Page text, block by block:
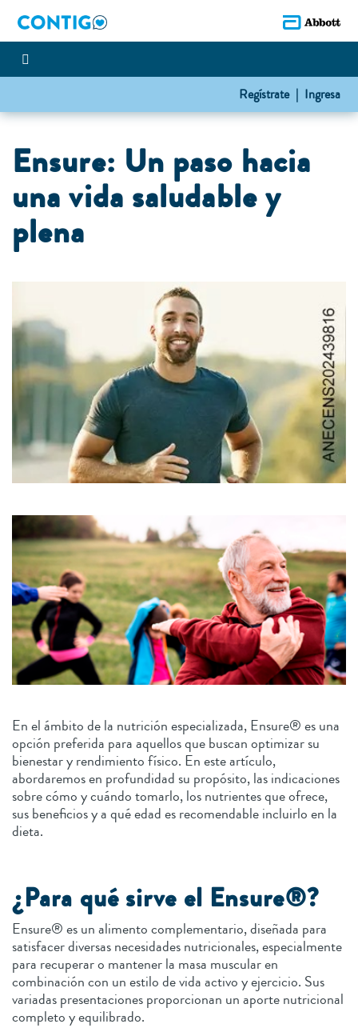
Regístrate | Ingresa
Ensure: Un paso hacia
una vida saludable y
plena
En el ámbito de la nutrición especializada, Ensure® es una
opción preferida para aquellos que buscan optimizar su
bienestar y rendimiento físico. En este artículo,
abordaremos en profundidad su propósito, las indicaciones
sobre cómo y cuándo tomarlo, los nutrientes que ofrece,
sus beneficios y a qué edad es recomendable incluirlo en la
dieta.
¿Para qué sirve el Ensure®?
Ensure® es un alimento complementario, diseñada para
satisfacer diversas necesidades nutricionales, especialmente
para recuperar o mantener la masa muscular en
combinación con un estilo de vida activo y ejercicio. Sus
variadas presentaciones proporcionan un aporte nutricional
completo y equilibrado.